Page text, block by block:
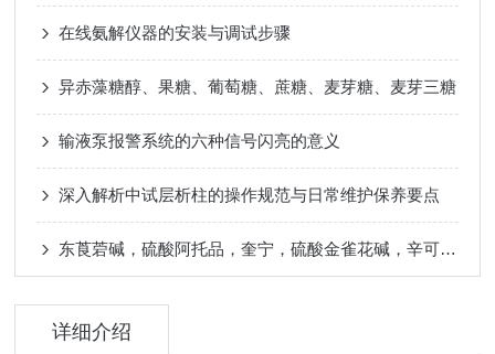
在线氨解仪器的安装与调试步骤
异赤藻糖醇、果糖、葡萄糖、蔗糖、麦芽糖、麦芽三糖
输液泵报警系统的六种信号闪亮的意义
深入解析中试层析柱的操作规范与日常维护保养要点
东莨菪碱，硫酸阿托品，奎宁，硫酸金雀花碱，辛可宁，那可汀分析
详细介绍